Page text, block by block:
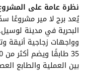
نظرة عامة على
يُعد برج لا مير مشروعًا
البحرية في مدينة
وواجهات زجاجية أنيقة
بين العملية والطابع